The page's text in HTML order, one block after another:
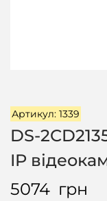
Артикул: 1339
DS-
IP
5074 грн